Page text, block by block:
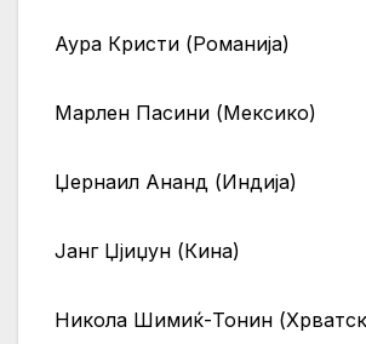
Аура Кристи (Романија)
Марлен Пасини (Мексико)
Џернаил Ананд (Индија)
Јанг Џјиџун (Кина)
Никола Шимиќ-Тонин